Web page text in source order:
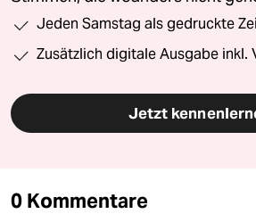
Jeden Samstag als gedruckte
Zusätzlich digitale Ausgabe inkl.
Jetzt
0 Kommentare